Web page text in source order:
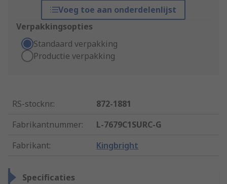
Voeg toe aan onderdelenlijst
Verpakkingsopties
Standaard verpakking
Productie verpakking
RS-stocknr.:
872-1881
Fabrikantnummer:
L-7679C1SURC-G
Fabrikant: Kingbright
Specificaties